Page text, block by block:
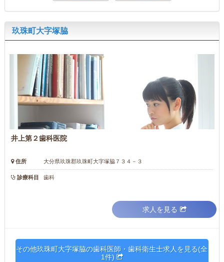
玖珠町大字塚脇
井上第２歯科医院
住所 大分県玖珠郡玖珠町大字塚脇７３４－３
診療科目 歯科
求人を見る
その他玖珠町大字塚脇の歯科医師・歯科衛生士求人を見る(全
1件)